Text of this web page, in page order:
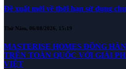
Đề xuất mới về thời hạn sử dụng
Thứ Năm, 06/08/2026, 15:19
MASTERISE HOMES ĐỒNG
TRÊN TOÀN QUỐC VỚI GIẢI
VIỆT